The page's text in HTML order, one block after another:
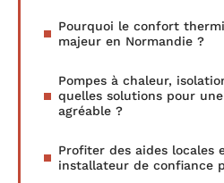
Pourquoi le confort
majeur en Normandie ?
Pompes à chaleur,
quelles solutions pour
agréable ?
Profiter des aides locales
installateur de confiance